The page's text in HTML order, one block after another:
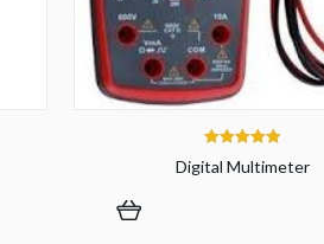
out of 5
Digital Multimeter